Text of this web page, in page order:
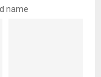
name